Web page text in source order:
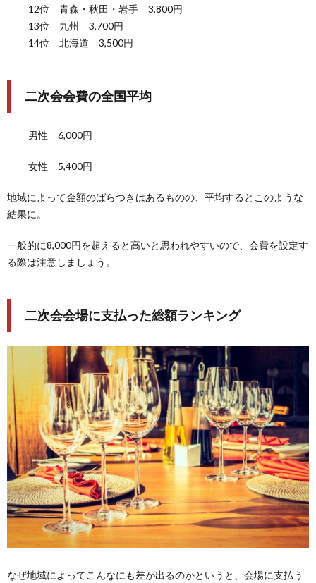
12位 青森・秋田・岩手 3,800円
13位 九州 3,700円
14位 北海道 3,500円
二次会会費の全国平均
男性 6,000円
女性 5,400円
地域によって金額のばらつきはあるものの、平均するとこのような
結果に。
一般的に8,000円を超えると高いと思われやすいので、会費を設定す
る際は注意しましょう。
二次会会場に支払った総額ランキング
なぜ地域によってこんなにも差が出るのかというと、会場に支払う